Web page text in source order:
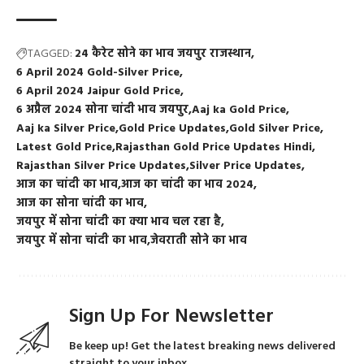
TAGGED: 24 कैरेट सोने का भाव जयपुर राजस्थान
6 April 2024 Gold-Silver Price
6 April 2024 Jaipur Gold Price
6 अप्रैल 2024 सोना चांदी भाव जयपुरAaj ka Gold Price
Aaj ka Silver Price Gold Price Updates Gold Silver Price
Latest Gold Price Rajasthan Gold Price Updates Hindi
Rajasthan Silver Price Updates Silver Price Updates
आज का चांदी का भावआज का चांदी का भाव 2024
आज का सोना चांदी का भाव
जयपुर में सोना चांदी का क्या भाव चल रहा है
जयपुर में सोना चांदी का भावजेवराती सोने का भाव
Sign Up For Newsletter
Be keep up! Get the latest breaking news delivered